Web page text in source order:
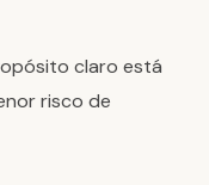
claro está
risco de